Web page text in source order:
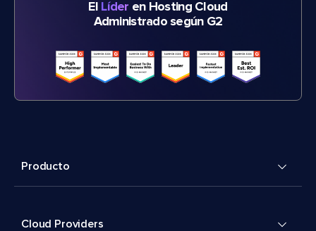
El Líder en Hosting Cloud
Administrado según G2
Producto
Cloud Providers